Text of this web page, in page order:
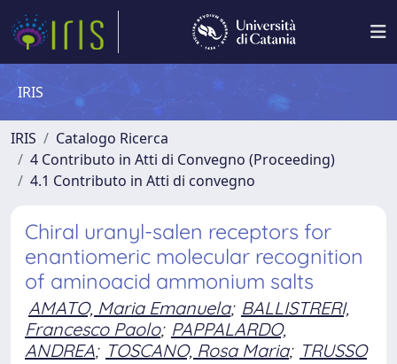
IRIS
IRIS
Catalogo Ricerca
4 Contributo in Atti di Convegno (Proceeding)
4.1 Contributo in Atti di convegno
Chiral uranyl-salen receptors for
enantiomeric molecular recognition
of aminoacid ammonium salts
AMATO, Maria Emanuela; BALLISTRERI,
Francesco Paolo; PAPPALARDO,
ANDREA; TOSCANO, Rosa Maria; TRUSSO